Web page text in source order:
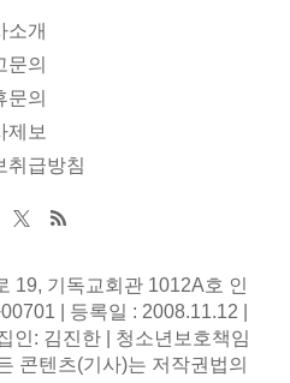
소개
문의
문의
제보
취급방침
19, 기독교회관 1012A호 인
| 등록일 : 2008.11.12 |
인: 김진한 | 청소년보호책임
콘텐츠(기사)는 저작권법의